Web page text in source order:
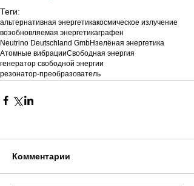
Теги:
альтернативная энергетикакосмическое излучение
возобновляемая энергетикаграфен
Neutrino Deutschland GmbHзелёная энергетика
Атомные вибрацииСвободная энергия
генератор свободной энергии
резонатор-преобразователь
Комментарии